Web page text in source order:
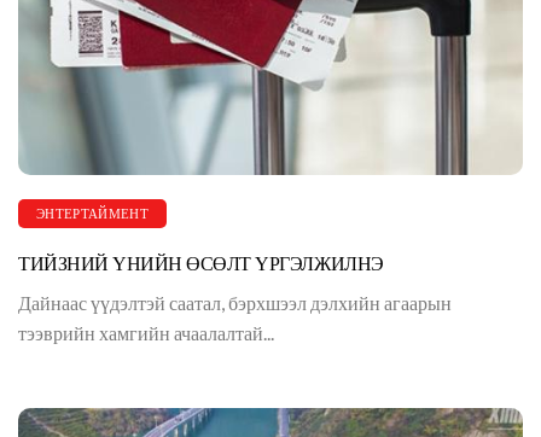
ЭНТЕРТАЙМЕНТ
ТИЙЗНИЙ ҮНИЙН ӨСӨЛТ ҮРГЭЛЖИЛНЭ
Дайнаас үүдэлтэй саатал, бэрхшээл дэлхийн агаарын
тээврийн хамгийн ачаалалтай...